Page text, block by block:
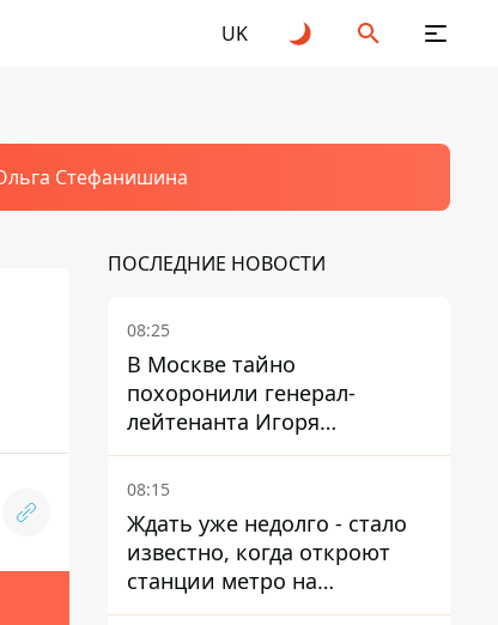
UK
Стефанишина
ПОСЛЕДНИЕ НОВОСТИ
08:25
В Москве тайно
похоронили генерал-
лейтенанта Игоря
Иерусалимова – мог
погибнуть от взрыва в
08:15
Ждать уже недолго - стало
известно, когда откроют
станции метро на
Виноградаре